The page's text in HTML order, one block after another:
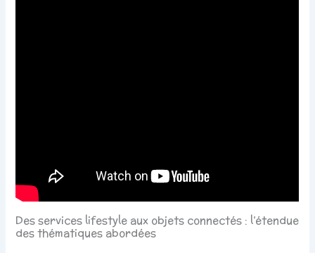
Des services lifestyle aux objets connectés : l’étendue
des thématiques abordées